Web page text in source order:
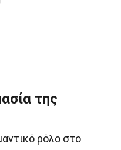
της
ρόλο στο